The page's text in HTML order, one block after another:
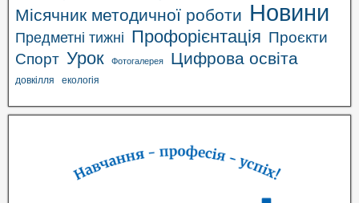
Місячник методичної роботи Новини
Предметні тижні Профорієнтація Проєкти
Спорт Урок Фотогалерея Цифрова освіта
довкілля екологія